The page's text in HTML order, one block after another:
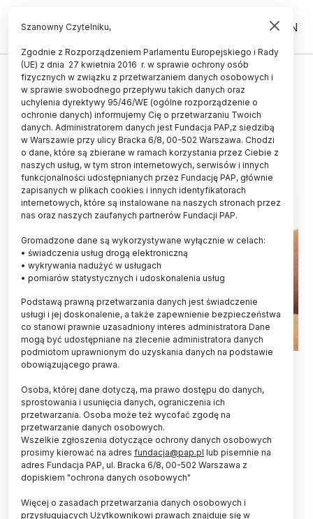
PL EN
ŚWIAT
Rośliny rozważnie podejmują
trudne decyzje
04.07.2016
aktualizacja: 04.07.2016
2 minuty czytania
podejmą decyzję dotyczącą dalszego wzrostu -
informuje pismo „Current Biology”.
„Według naszej wiedzy, to pierwszy przypadek
wykazania adaptacyjnej odpowiedzi na ryzyko w
przypadku organizmu bez układu nerwowego" –
twierdzi, że rośliny są inteligentne w znaczeniu
Szanowny Czytelniku,
Zgodnie z Rozporządzeniem Parlamentu Europejskiego i Rady
(UE) z dnia 27 kwietnia 2016 r. w sprawie ochrony osób
fizycznych w związku z przetwarzaniem danych osobowych i
w sprawie swobodnego przepływu takich danych oraz
uchylenia dyrektywy 95/46/WE (ogólne rozporządzenie o
ochronie danych) informujemy Cię o przetwarzaniu Twoich
danych. Administratorem danych jest Fundacja PAP,z siedzibą
w Warszawie przy ulicy Bracka 6/8, 00-502 Warszawa. Chodzi
o dane, które są zbierane w ramach korzystania przez Ciebie z
naszych usług, w tym stron internetowych, serwisów i innych
funkcjonalności udostępnianych przez Fundację PAP, głównie
zapisanych w plikach cookies i innych identyfikatorach
internetowych, które są instalowane na naszych stronach przez
nas oraz naszych zaufanych partnerów Fundacji PAP.
Gromadzone dane są wykorzystywane wyłącznie w celach:
• świadczenia usług drogą elektroniczną
• wykrywania nadużyć w usługach
• pomiarów statystycznych i udoskonalenia usług
Podstawą prawną przetwarzania danych jest świadczenie
usługi i jej doskonalenie, a także zapewnienie bezpieczeństwa
co stanowi prawnie uzasadniony interes administratora Dane
mogą być udostępniane na zlecenie administratora danych
podmiotom uprawnionym do uzyskania danych na podstawie
obowiązującego prawa.
Osoba, której dane dotyczą, ma prawo dostępu do danych,
sprostowania i usunięcia danych, ograniczenia ich
przetwarzania. Osoba może też wycofać zgodę na
przetwarzanie danych osobowych.
Wszelkie zgłoszenia dotyczące ochrony danych osobowych
prosimy kierować na adres fundacja@pap.pl lub pisemnie na
adres Fundacja PAP, ul. Bracka 6/8, 00-502 Warszawa z
dopiskiem "ochrona danych osobowych"
Więcej o zasadach przetwarzania danych osobowych i
przysługujących Użytkownikowi prawach znajduje się w